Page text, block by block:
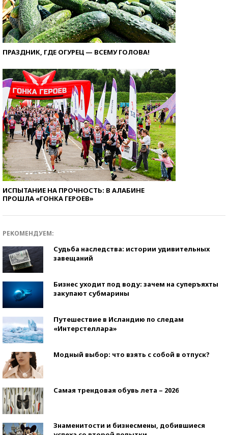
ПРАЗДНИК, ГДЕ ОГУРЕЦ — ВСЕМУ ГОЛОВА!
ИСПЫТАНИЕ НА ПРОЧНОСТЬ: В АЛАБИНЕ
ПРОШЛА «ГОНКА ГЕРОЕВ»
РЕКОМЕНДУЕМ:
Судьба наследства: истории удивительных
завещаний
Бизнес уходит под воду: зачем на суперъяхты
закупают субмарины
Путешествие в Исландию по следам
«Интерстеллара»
Модный выбор: что взять с собой в отпуск?
Самая трендовая обувь лета – 2026
Знаменитости и бизнесмены, добившиеся